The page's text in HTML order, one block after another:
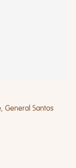
General Santos